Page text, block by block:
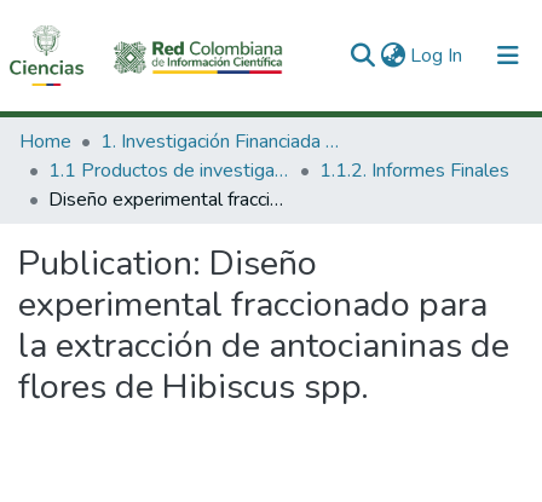
Log In (current)
Communities & Collections
All of DSpace
Home
1. Investigación Financiada con Recursos Públicos
1.1 Productos de investigación
1.1.2. Informes Finales
Diseño experimental fraccionado para la extracción de antocianinas de flores de Hibiscus spp.
Publication: Diseño
experimental fraccionado para
la extracción de antocianinas de
flores de Hibiscus spp.